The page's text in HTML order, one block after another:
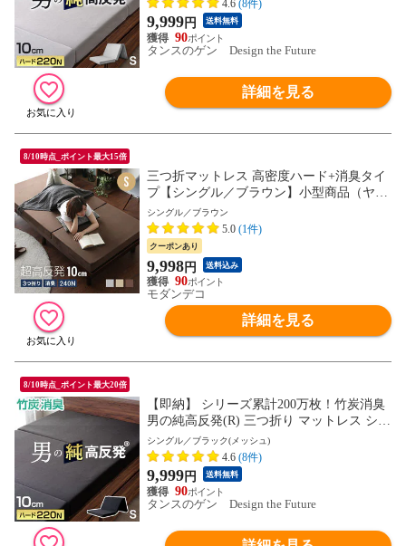
敷布団 折りたたみ 父の日 13810052 〔グレ
ー(メッシュ)〕
4.6 (8件)
9,999円 送料無料
90
タンスのゲン Design the Future
詳細を見る
8/10時点_ポイント最大15倍
三つ折マットレス 高密度ハード+消臭タイ
プ【シングル／ブラウン】小型商品（ヤマ
ト）
シングル／ブラウン
5.0 (1件)
クーポンあり
9,998円 送料込み
90
モダンデコ
詳細を見る
8/10時点_ポイント最大20倍
【即納】 シリーズ累計200万枚！竹炭消臭
男の純高反発(R) 三つ折り マットレス シン
グル 10cm 硬め 220N 高耐久30D 3つ折り
高反発 10cm 高反発マットレス 男の高反発
敷布団 折りたたみ 父の日 13810052 〔ブラ
ック(メッシュ)〕
シングル／ブラック(メッシュ)
4.6 (8件)
9,999円 送料無料
90
タンスのゲン Design the Future